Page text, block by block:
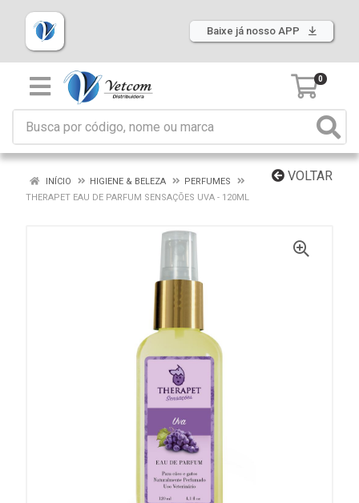
Baixe já nosso APP
0
VOLTAR
INÍCIO HIGIENE & BELEZA
PERFUMES
THERAPET EAU DE PARFUM SENSAÇÕES UVA - 120ML